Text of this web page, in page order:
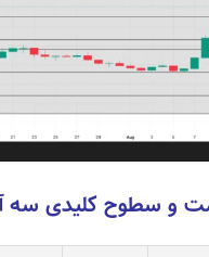
و سطوح کلیدی سه